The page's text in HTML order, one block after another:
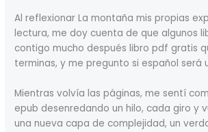
Al reflexionar La montaña mis propias
lectura, me doy cuenta de que algunos
contigo mucho después libro pdf gratis
terminas, y me pregunto si español será
Mientras volvía las páginas, me sentí
epub desenredando un hilo, cada giro y
una nueva capa de complejidad, un